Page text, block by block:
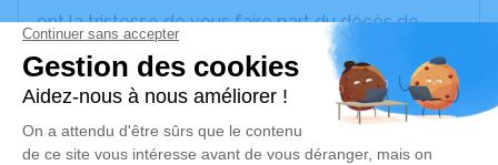
ont la tristesse de vous faire part du décès de
Louis POMIES
survenu dans sa 80ème année.
Ses obsèques seront célébrées lejeudi 28 mai